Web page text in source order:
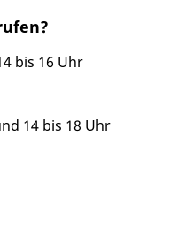
bis 16 Uhr
14 bis 18 Uhr